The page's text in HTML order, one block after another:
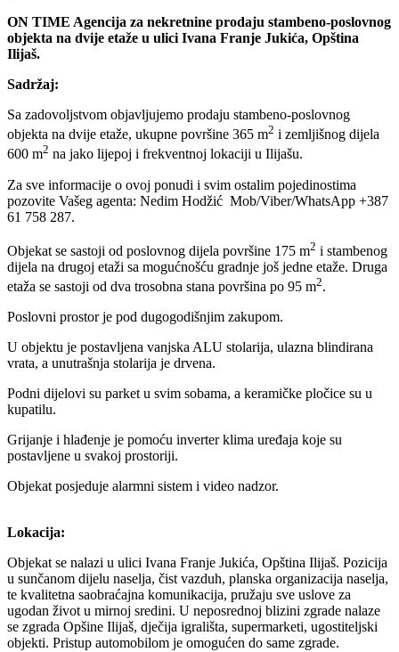
ON TIME Agencija za nekretnine prodaju stambeno-poslovnog
objekta na dvije etaže u ulici Ivana Franje Jukića, Opština
Ilijaš.
Sadržaj:
Sa zadovoljstvom objavljujemo prodaju stambeno-poslovnog
objekta na dvije etaže, ukupne površine 365 m2 i zemljišnog dijela
600 m2 na jako lijepoj i frekventnoj lokaciji u Ilijašu.
Za sve informacije o ovoj ponudi i svim ostalim pojedinostima
pozovite Vašeg agenta: Nedim Hodžić Mob/Viber/WhatsApp +387
61 758 287.
Objekat se sastoji od poslovnog dijela površine 175 m2 i stambenog
dijela na drugoj etaži sa mogućnošću gradnje još jedne etaže. Druga
etaža se sastoji od dva trosobna stana površina po 95 m2.
Poslovni prostor je pod dugogodišnjim zakupom.
U objektu je postavljena vanjska ALU stolarija, ulazna blindirana
vrata, a unutrašnja stolarija je drvena.
Podni dijelovi su parket u svim sobama, a keramičke pločice su u
kupatilu.
Grijanje i hlađenje je pomoću inverter klima uređaja koje su
postavljene u svakoj prostoriji.
Objekat posjeduje alarmni sistem i video nadzor.
Lokacija:
Objekat se nalazi u ulici Ivana Franje Jukića, Opština Ilijaš. Pozicija
u sunčanom dijelu naselja, čist vazduh, planska organizacija naselja,
te kvalitetna saobraćajna komunikacija, pružaju sve uslove za
ugodan život u mirnoj sredini. U neposrednoj blizini zgrade nalaze
se zgrada Opšine Ilijaš, dječija igrališta, supermarketi, ugostiteljski
objekti. Pristup automobilom je omogućen do same zgrade.